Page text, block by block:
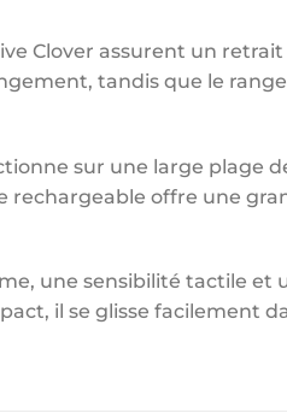
Clover assurent un
tandis que le
sur une large plage
rechargeable offre une
une sensibilité tactile
il se glisse facilement